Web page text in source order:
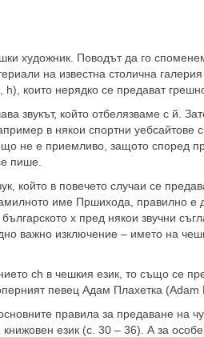
художник. Поводът да го споменем
на известна столична
които нерядко се предават
звукът, който отбелязваме с й.
в някои спортни уебсайтове
не е приемливо, защото според
пише.
който в повечето случаи се
име Пршихода, правилно е
х пред някои звучни
важно изключение – името на
ch в чешкия език, то също се
певец Адам Плахетка (Adam
правила за предаване на
книжовен език (с. 30 – 36). А за